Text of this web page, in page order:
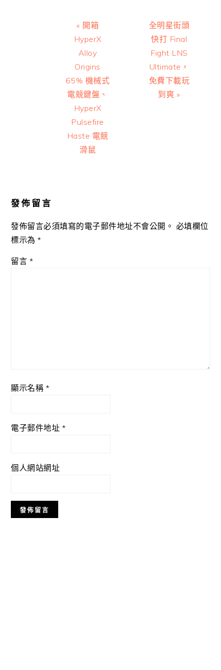
Previous
Post:
« 開箱
HyperX
Alloy
Origins
65% 機械式
電競鍵盤、
HyperX
Pulsefire
Haste 電競
滑鼠
Next
Post:
全明星街頭
快打 Final
Fight LNS
Ultimate，
免費下載玩
到爽 »
發佈留言
發佈留言必須填寫的電子郵件地址不會公開。 必填欄位
標示為*
留言 *
顯示名稱 *
電子郵件地址 *
個人網站網址